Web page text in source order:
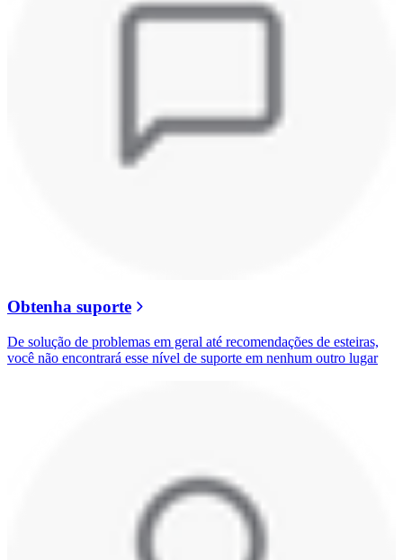
Obtenha suporte
De solução de problemas em geral até recomendações de esteiras,
você não encontrará esse nível de suporte em nenhum outro lugar